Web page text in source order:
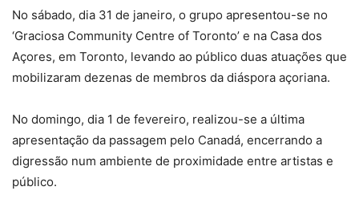
No sábado, dia 31 de janeiro, o grupo apresentou-se no
‘Graciosa Community Centre of Toronto’ e na Casa dos
Açores, em Toronto, levando ao público duas atuações que
mobilizaram dezenas de membros da diáspora açoriana.
No domingo, dia 1 de fevereiro, realizou-se a última
apresentação da passagem pelo Canadá, encerrando a
digressão num ambiente de proximidade entre artistas e
público.